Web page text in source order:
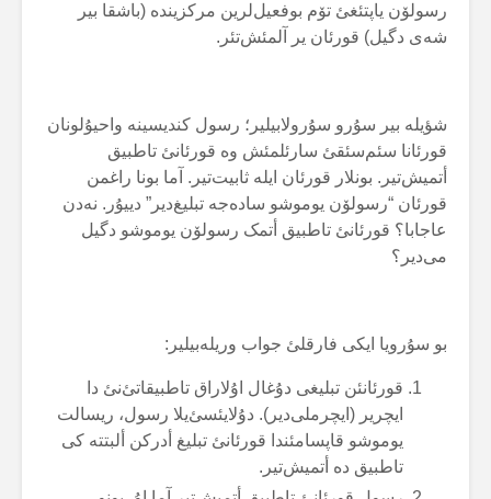
رسولۆن یاپتئغئ تۆم بوفعیل‌لرین مرکزیندە (باشقا بیر
شەی دگیل) قورئان یر آلمئش‌تئر.
شؤیلە بیر سۇرو سۇرولابیلیر؛ رسول کندیسینە واحیۇلونان
قورئانا سئم‌سئقئ سارئلمئش وە قورئانئ تاطبیق
أتمیش‌تیر. بونلار قورئان ایلە ثابیت‌تیر. آما بونا راغمن
قورئان “رسولۆن یوموشو سادەجە تبلیغ‌دیر” دییۇر. نەدن
عاجابا؟ قورئانئ تاطبیق أتمک رسولۆن یوموشو دگیل
می‌دیر؟
بو سۇرویا ایکی فارقلئ جواب وریلەبیلیر:
قورئانئن تبلیغی دۇغال اۇلاراق تاطبیقاتئ‌نئ دا
ایچریر (ایچرملی‌دیر). دۇلایئسئ‌یلا رسول، ریسالت
یوموشو قاپسامئندا قورئانئ تبلیغ أدرکن ألبتتە کی
تاطبیق دە أتمیش‌تیر.